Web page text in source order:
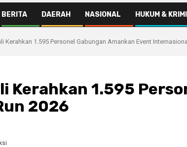
BERITA DAERAH NASIONAL HUKUM &
Kerahkan 1.595 Personel Gabungan Amankan Event
Kerahkan 1.595
2026